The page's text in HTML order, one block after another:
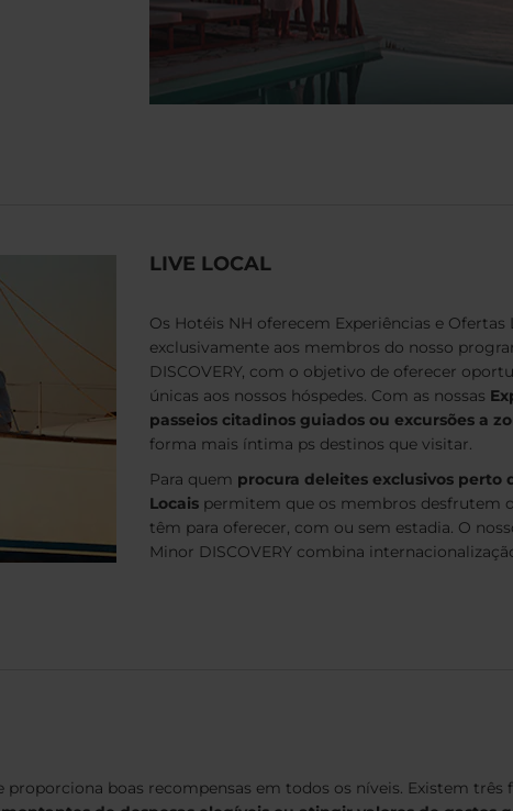
LIVE LOCAL
Os Hotéis NH oferecem Experiências e Ofertas
exclusivamente aos membros do nosso
DISCOVERY, com o objetivo de oferecer
únicas aos nossos hóspedes. Com as nossas
passeios citadinos guiados ou excursões a
forma mais íntima ps destinos que visitar.
Para quem procura deleites exclusivos perto
Locais permitem que os membros desfrutem
têm para oferecer, com ou sem estadia. O
Minor DISCOVERY combina
boas recompensas em todos os níveis. Existem três